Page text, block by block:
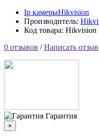
Ip камерыHikvision
Производитель:
Код товара:
0 отзывов /Написать отзыв
Гарантия
×